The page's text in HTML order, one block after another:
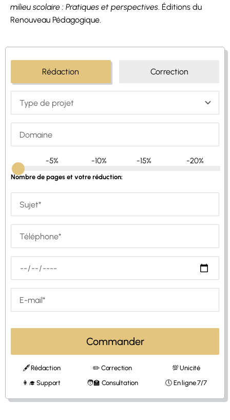
milieu scolaire : Pratiques et perspectives. Éditions du
Renouveau Pédagogique.
Rédaction Correction
-5% -10% -15% -20%
Nombre de pages et votre réduction:
Commander
🖋 Rédaction ✏️ Correction
💯 Unicité
👩‍🎓 Support
🧑‍🏫 Consultation 🕔 En ligne 7/7